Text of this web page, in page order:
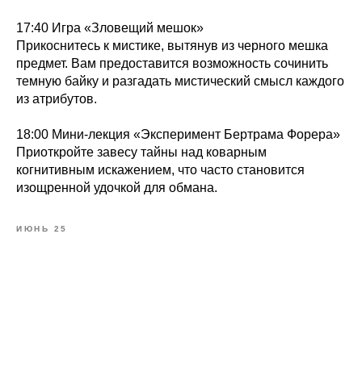
17:40 Игра «Зловещий мешок»
Прикоснитесь к мистике, вытянув из черного мешка
предмет. Вам предоставится возможность сочинить
темную байку и разгадать мистический смысл каждого
из атрибутов.
18:00 Мини-лекция «Эксперимент Бертрама Форера»
Приоткройте завесу тайны над коварным
когнитивным искажением, что часто становится
изощренной удочкой для обмана.
ИЮНЬ 25